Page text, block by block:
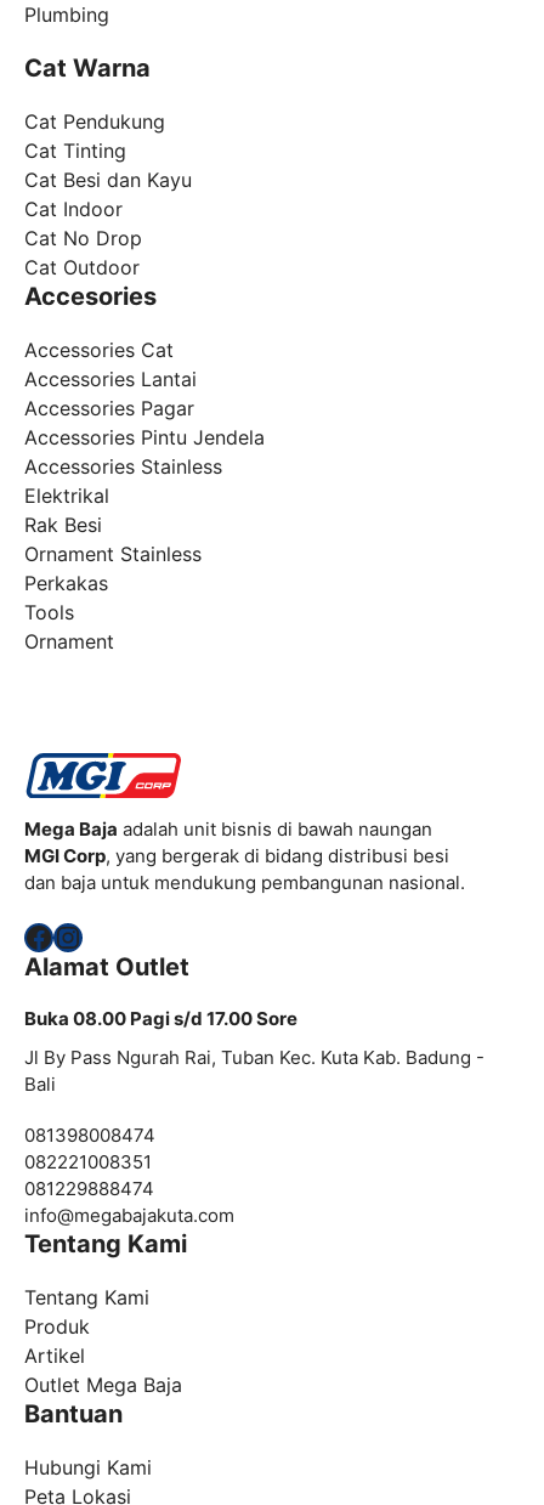
Plumbing
Cat Warna
Cat Pendukung
Cat Tinting
Cat Besi dan Kayu
Cat Indoor
Cat No Drop
Cat Outdoor
Accesories
Accessories Cat
Accessories Lantai
Accessories Pagar
Accessories Pintu Jendela
Accessories Stainless
Elektrikal
Rak Besi
Ornament Stainless
Perkakas
Tools
Ornament
Mega Baja adalah unit bisnis di bawah naungan
MGI Corp, yang bergerak di bidang distribusi besi
dan baja untuk mendukung pembangunan nasional.
Facebook
Instagram
Alamat Outlet
Buka 08.00 Pagi s/d 17.00 Sore
Jl By Pass Ngurah Rai, Tuban Kec. Kuta Kab. Badung -
Bali
081398008474
082221008351
081229888474
info@megabajakuta.com
Tentang Kami
Tentang Kami
Produk
Artikel
Outlet Mega Baja
Bantuan
Hubungi Kami
Peta Lokasi